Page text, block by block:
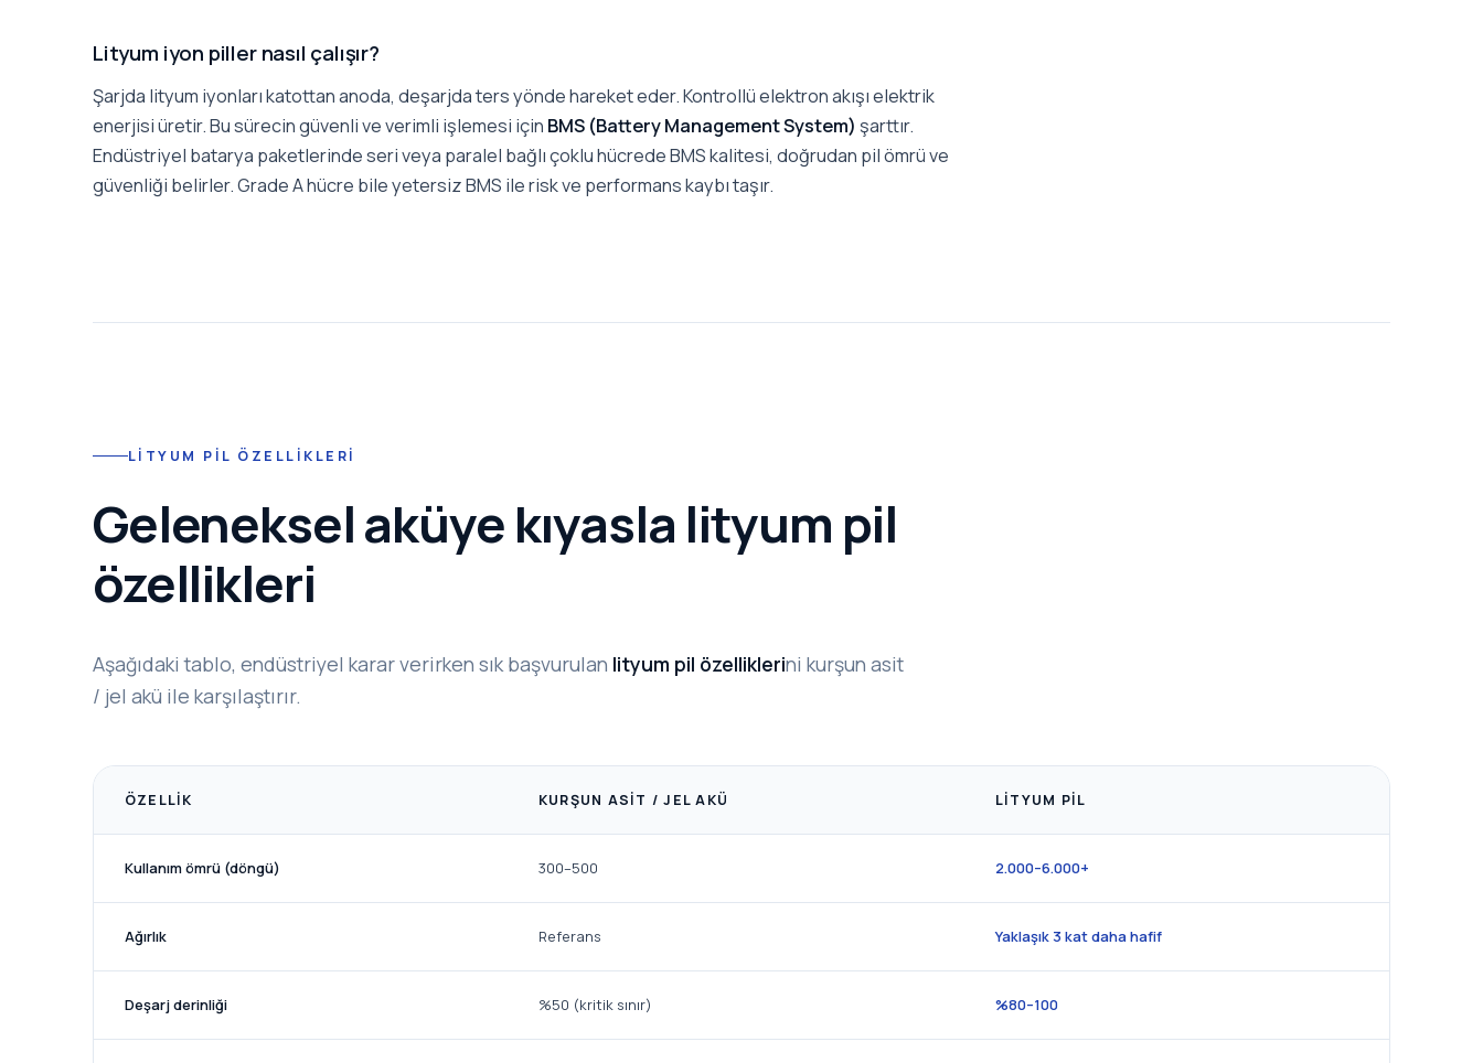
Lityum iyon piller nasıl çalışır?
Şarjda lityum iyonları katottan anoda, deşarjda ters yönde hareket eder. Kontrollü elektron akışı elektrik
enerjisi üretir. Bu sürecin güvenli ve verimli işlemesi için BMS (Battery Management System) şarttır.
Endüstriyel batarya paketlerinde seri veya paralel bağlı çoklu hücrede BMS kalitesi, doğrudan pil ömrü ve
güvenliği belirler. Grade A hücre bile yetersiz BMS ile risk ve performans kaybı taşır.
LITYUM PIL ÖZELLIKLERI
Geleneksel aküye kıyasla lityum pil
özellikleri
Aşağıdaki tablo, endüstriyel karar verirken sık başvurulan lityum pil özelliklerini kurşun asit
/ jel akü ile karşılaştırır.
ÖZELLIK KURŞUN ASIT / JEL AKÜ LITYUM PIL
Kullanım ömrü (döngü) 300–500 2.000–6.000+
Ağırlık Referans Yaklaşık 3 kat daha hafif
Deşarj derinliği %50 (kritik sınır) %80–100